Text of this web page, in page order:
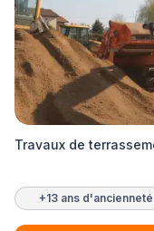
Travaux de
+13 ans d'ancienneté